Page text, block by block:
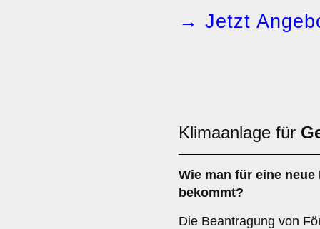
→ Jetzt
Klimaanlage für
Wie man für eine neue
bekommt?
Die Beantragung von